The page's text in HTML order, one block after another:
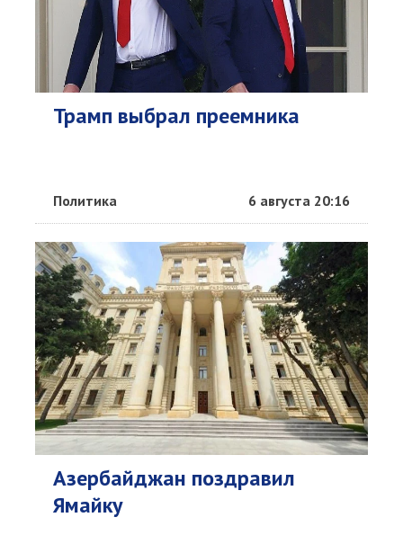
Трамп выбрал преемника
Политика 6 августа 20:16
Азербайджан поздравил
Ямайку